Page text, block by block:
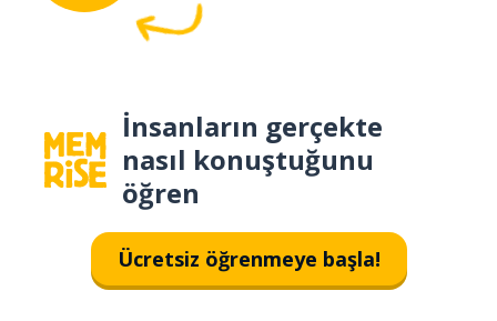
İnsanların gerçekte
nasıl konuştuğunu
öğren
Ücretsiz öğrenmeye başla!